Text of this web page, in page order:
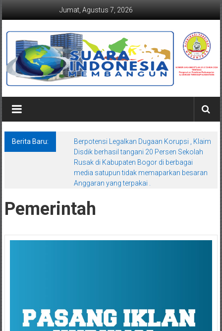
Jumat, Agustus 7, 2026
Berita Baru:
Berpotensi Legalkan Dugaan Korupsi , Klaim
Disdik berhasil tangani 20 Persen Sekolah
Rusak di Kabupaten Bogor di berbagai
media satupun tidak memaparkan besaran
Anggaran yang terpakai .
Pemerintah